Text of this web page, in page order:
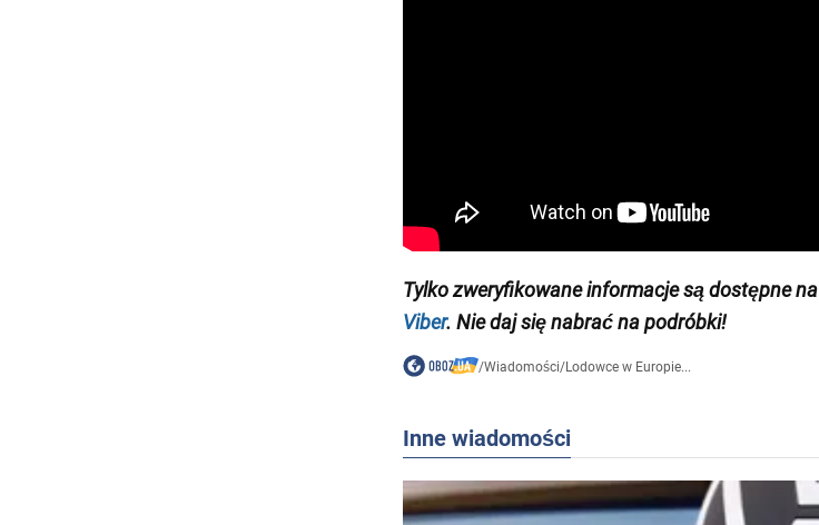
Tylko zweryfikowane informacje są dostępne na
Viber. Nie daj się nabrać na podróbki!
/Wiadomości/Lodowce w Europie...
Inne wiadomości